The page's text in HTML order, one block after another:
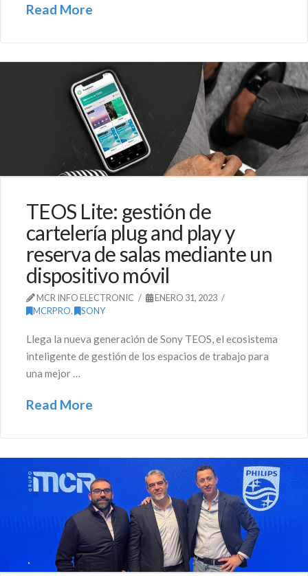
Read More
TEOS Lite: gestión de
cartelería plug and play y
reserva de salas mediante un
dispositivo móvil
MCR INFO ELECTRONIC
ENERO 31, 2023
MCRPRO, SONY
Llega la nueva generación de Sony TEOS, el ecosistema
inteligente de gestión de los espacios de trabajo para
una mejor …
Read More